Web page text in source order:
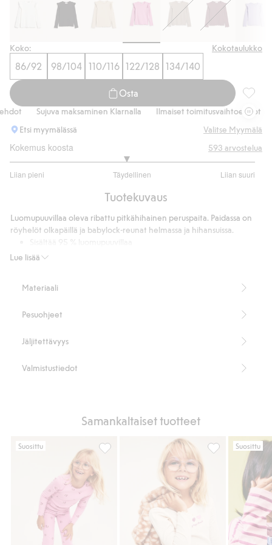
Koko: Kokotaulukko
86/92 98/104 110/116 122/128 134/140
Osta
Sujuva maksaminen Klarnalla Ilmaiset toimitusvaihtoehdot
Etsi myymälässä
Valitse Myymälä
Kokemus koosta
Liian pieni Täydellinen Liian suuri
/
ääneen
593 arvostelua
Tuotekuvaus
Lue lisää
Luomupuuvillaa oleva ribattu pitkähihainen peruspaita. Paidassa on
röyhelöt olkapäillä ja babylock-reunat helmassa ja hihansuissa.
Tuotenumero
Materiaali
Pesuohjeet
Jäljitettävyys
Valmistustiedot
Samankaltaiset tuotteet
Suosittu
Ribattu toppi babylock-viimeistelyllä,
Pitkähihainen
Suosittu